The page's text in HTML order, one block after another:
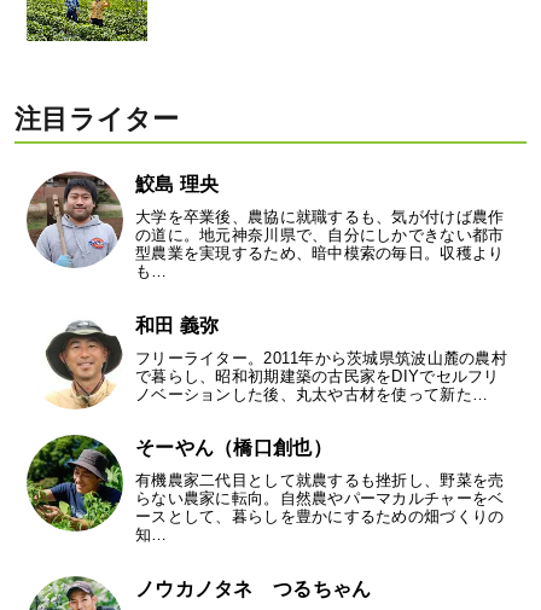
注目ライター
鮫島 理央
大学を卒業後、農協に就職するも、気が付けば農作
の道に。地元神奈川県で、自分にしかできない都市
型農業を実現するため、暗中模索の毎日。収穫より
も…
和田 義弥
フリーライター。2011年から茨城県筑波山麓の農村
で暮らし、昭和初期建築の古民家をDIYでセルフリ
ノベーションした後、丸太や古材を使って新た…
そーやん（橋口創也）
有機農家二代目として就農するも挫折し、野菜を売
らない農家に転向。自然農やパーマカルチャーをベ
ースとして、暮らしを豊かにするための畑づくりの
知…
ノウカノタネ つるちゃん